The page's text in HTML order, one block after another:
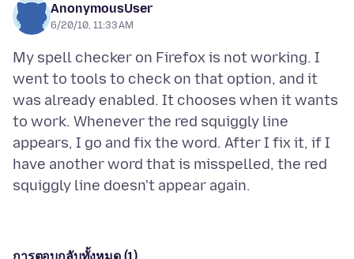
AnonymousUser
6/20/10, 11:33 AM
My spell checker on Firefox is not working. I
went to tools to check on that option, and it
was already enabled. It chooses when it wants
to work. Whenever the red squiggly line
appears, I go and fix the word. After I fix it, if I
have another word that is misspelled, the red